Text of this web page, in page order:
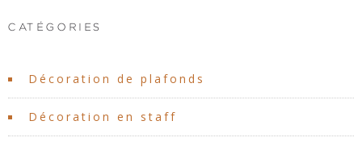
CATÉGORIES
Décoration de plafonds
Décoration en staff